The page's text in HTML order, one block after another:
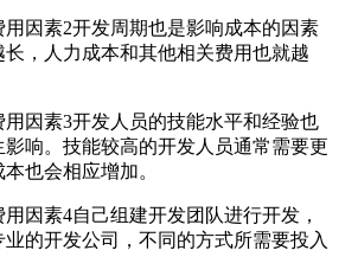
素2开发周期也是影响成本的因素
，人力成本和其他相关费用也就越
素3开发人员的技能水平和经验也
响。技能较高的开发人员通常需要更
也会相应增加。
素4自己组建开发团队进行开发，
的开发公司，不同的方式所需要投入